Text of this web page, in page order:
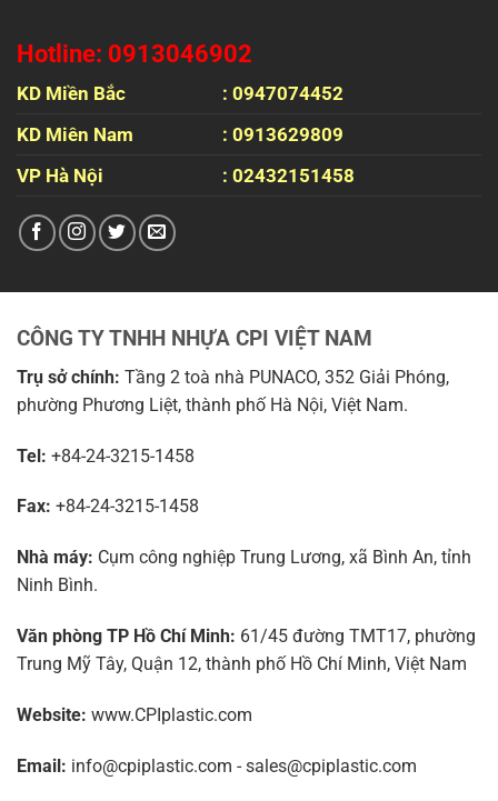
Hotline: 0913046902
KD Miền Bắc
: 0947074452
KD Miên Nam
: 0913629809
VP Hà Nội
: 02432151458
CÔNG TY TNHH NHỰA CPI VIỆT NAM
Trụ sở chính: Tầng 2 toà nhà PUNACO, 352 Giải Phóng,
phường Phương Liệt, thành phố Hà Nội, Việt Nam.
Tel: +84-24-3215-1458
Fax: +84-24-3215-1458
Nhà máy: Cụm công nghiệp Trung Lương, xã Bình An, tỉnh
Ninh Bình.
Văn phòng TP Hồ Chí Minh: 61/45 đường TMT17, phường
Trung Mỹ Tây, Quận 12, thành phố Hồ Chí Minh, Việt Nam
Website: www.CPIplastic.com
Email: info@cpiplastic.com - sales@cpiplastic.com